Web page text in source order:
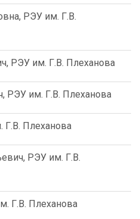
РЭУ им. Г.В.
РЭУ им. Г.В. Плеханова
РЭУ им. Г.В. Плеханова
Плеханова
РЭУ им. Г.В.
Г.В. Плеханова